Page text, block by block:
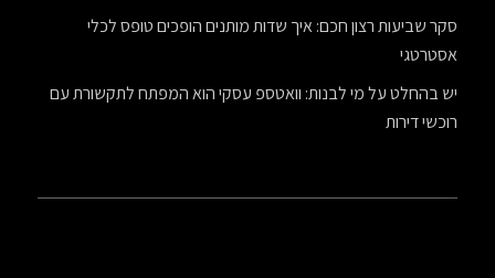
סקר שביעות רצון חכם: איך שדות מותנים הופכים טופס לכלי
אסטרטגי
יש בהחלט על מי לבנות: וואטספ עסקי הוא המפתח לתקשורת עם
רוכשי דירות